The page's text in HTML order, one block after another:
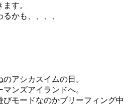
す。
かも、、、、
アシカスイムの日。
ンズアイランドへ。
びモードなのかブリーフィング中